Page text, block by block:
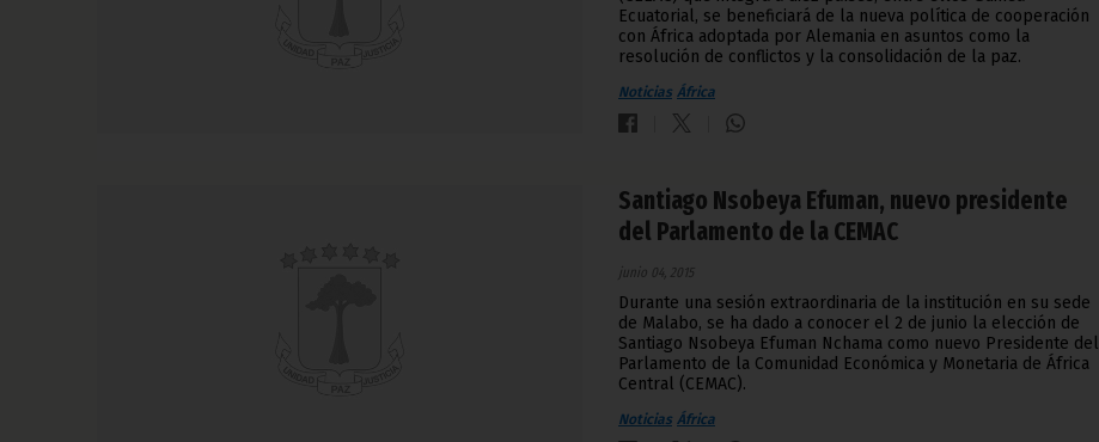
Ecuatorial, se beneficiará de la nueva política de cooperación
con África adoptada por Alemania en asuntos como la
resolución de conflictos y la consolidación de la paz.
Noticias África
Santiago Nsobeya Efuman, nuevo presidente
del Parlamento de la CEMAC
junio 04, 2015
Durante una sesión extraordinaria de la institución en su sede
de Malabo, se ha dado a conocer el 2 de junio la elección de
Santiago Nsobeya Efuman Nchama como nuevo Presidente del
Parlamento de la Comunidad Económica y Monetaria de África
Central (CEMAC).
Noticias África